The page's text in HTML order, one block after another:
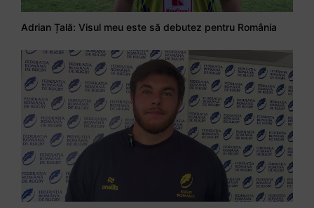
Adrian Țală: Visul meu este să debutez pentru România